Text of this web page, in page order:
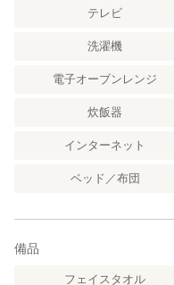
テレビ
洗濯機
電子オーブンレンジ
炊飯器
インターネット
ベッド／布団
備品
フェイスタオル